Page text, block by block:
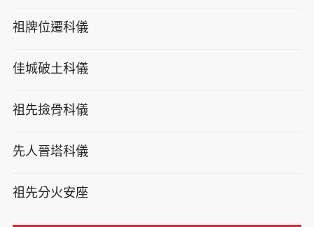
祖牌位遷科儀
佳城破土科儀
祖先撿骨科儀
先人晉塔科儀
祖先分火安座